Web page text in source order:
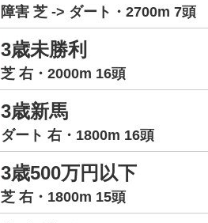
障害 芝 -> ダート・2700m 7頭
3歳未勝利
芝 右・2000m 16頭
3歳新馬
ダート 右・1800m 16頭
3歳500万円以下
芝 右・1800m 15頭